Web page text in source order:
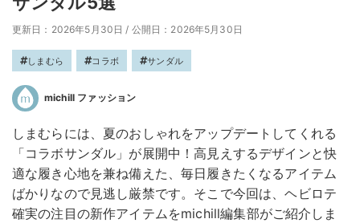
更新日：2026年5月30日 / 公開日：2026年5月30日
しまむら コラボ サンダル
michill ファッション
しまむらには、夏のおしゃれをアップデートしてくれる
「コラボサンダル」が展開中！高見えするデザインと快
適な履き心地を兼ね備えた、毎日履きたくなるアイテム
ばかりなので見逃し厳禁です。そこで今回は、ヘビロテ
確実の注目の新作アイテムをmichill編集部がご紹介しま